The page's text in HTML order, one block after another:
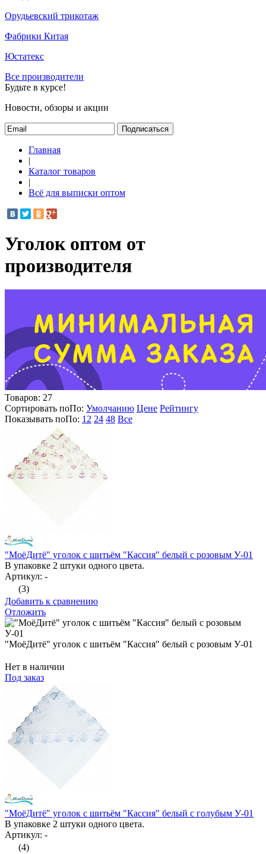
Орудьевский трикотаж
Фабрики Китая
Юстатекс
Все производители
Будьте в курсе!
Новости, обзоры и акции
Подписаться
Главная
|
Каталог товаров
|
Всё для выписки оптом
Уголок оптом от
производителя
Товаров: 27
Сортировать поПо: Умолчанию Цене Рейтингу
Показывать поПо: 12 24 48 Все
"МоёДитё" уголок с шитьём "Кассия" белый с розовым У-01
В упаковке 2 штуки одного цвета.
Артикул: -
(3)
Добавить к сравнению
Отложить
"МоёДитё" уголок с шитьём "Кассия" белый с розовым У-01
Нет в наличии
Под заказ
"МоёДитё" уголок с шитьём "Кассия" белый с голубым У-01
В упаковке 2 штуки одного цвета.
Артикул: -
(4)